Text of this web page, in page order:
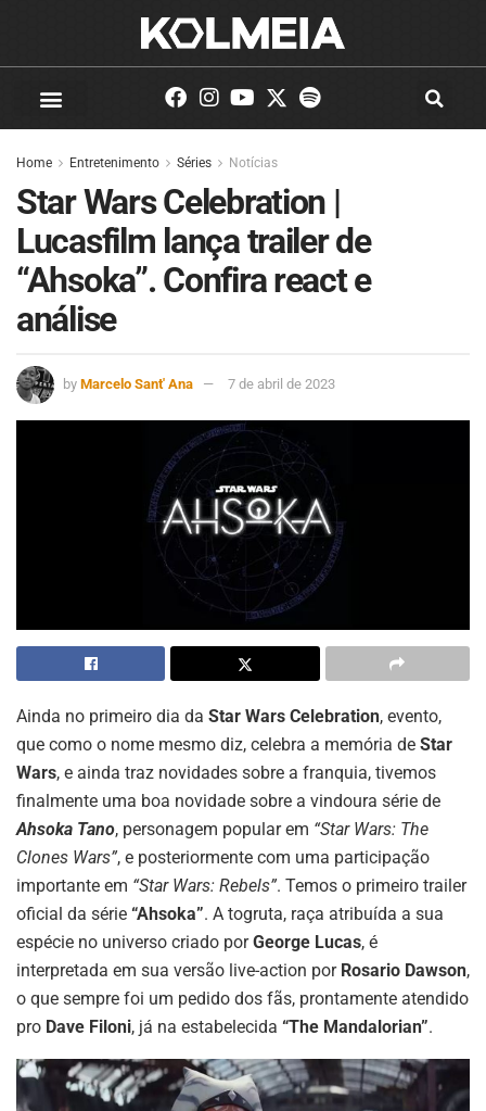
Home Entretenimento Séries Notícias
Star Wars Celebration |
Lucasfilm lança trailer de
“Ahsoka”. Confira react e
análise
by Marcelo Sant' Ana 7 de abril de 2023
Ainda no primeiro dia da Star Wars Celebration, evento,
que como o nome mesmo diz, celebra a memória de Star
Wars, e ainda traz novidades sobre a franquia, tivemos
finalmente uma boa novidade sobre a vindoura série de
Ahsoka Tano, personagem popular em “Star Wars: The
Clones Wars”, e posteriormente com uma participação
importante em “Star Wars: Rebels”. Temos o primeiro trailer
oficial da série “Ahsoka”. A togruta, raça atribuída a sua
espécie no universo criado porGeorge Lucas, é
interpretada em sua versão live-action por Rosario Dawson,
o que sempre foi um pedido dos fãs, prontamente atendido
pro Dave Filoni, já na estabelecida “The Mandalorian”.